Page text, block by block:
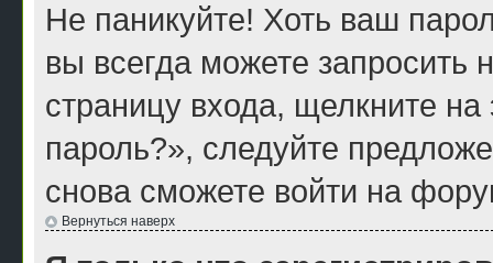
Не паникуйте! Хоть ваш
вы всегда можете запросить
страницу входа, щелкните
пароль?», следуйте
снова сможете войти на
Вернуться наверх